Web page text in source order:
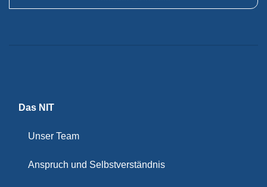
Das NIT
Unser Team
Anspruch und Selbstverständnis